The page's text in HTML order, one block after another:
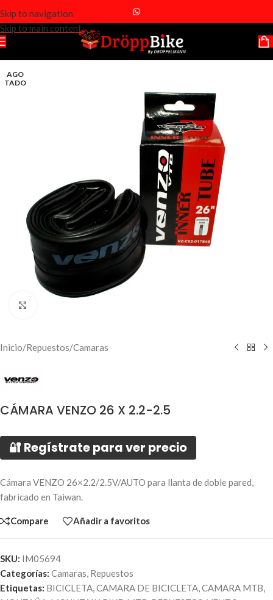
Skip to navigation
Skip to main content
AGO
TADO
Inicio/Repuestos/Camaras
CÁMARA VENZO 26 X 2.2-2.5
🔐 Regístrate para ver precio
Cámara VENZO 26×2.2/2.5V/AUTO para llanta de doble pared,
fabricado en Taiwan.
Compare Añadir a favoritos
SKU: IM05694
Categorías: Camaras, Repuestos
Etiquetas: BICICLETA,CAMARA DE BICICLETA,CAMARA MTB,